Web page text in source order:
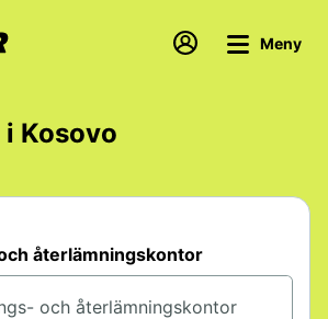
Meny
Kosovo
återlämningskontor